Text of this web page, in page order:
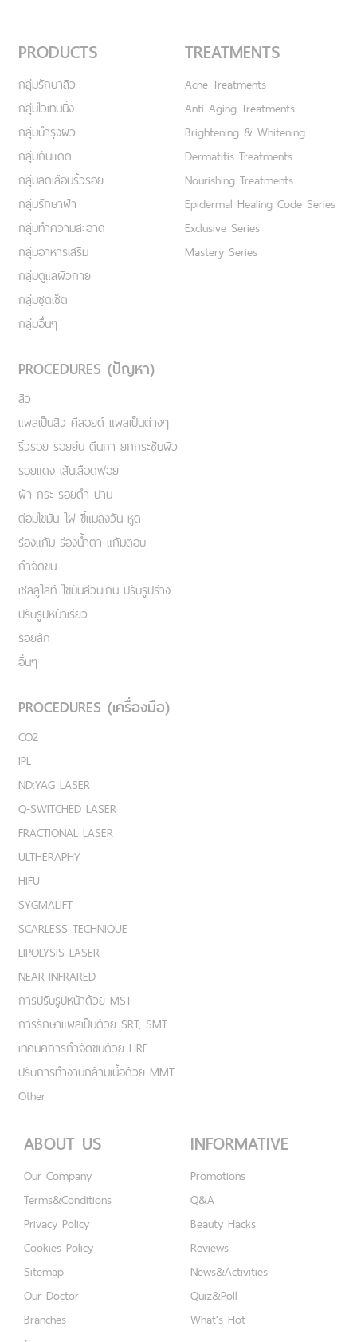
PRODUCTS
กลุ่มรักษาสิว
กลุ่มไวเทนนิ่ง
กลุ่มบำรุงผิว
กลุ่มกันแดด
กลุ่มลดเลือนริ้วรอย
กลุ่มรักษาฝ้า
กลุ่มทำความสะอาด
กลุ่มอาหารเสริม
กลุ่มดูแลผิวกาย
กลุ่มชุดเซ็ต
กลุ่มอื่นๆ
TREATMENTS
Acne Treatments
Anti Aging Treatments
Brightening & Whitening
Dermatitis Treatments
Nourishing Treatments
Epidermal Healing Code Series
Exclusive Series
Mastery Series
PROCEDURES (ปัญหา)
สิว
แผลเป็นสิว คีลอยด์ แผลเป็นต่างๆ
ริ้วรอย รอยย่น ตีนกา ยกกระชับผิว
รอยแดง เส้นเลือดฟอย
ฝ้า กระ รอยดำ ปาน
ต่อมไขมัน ไฝ ขี้แมลงวัน หูด
ร่องแก้ม ร่องน้ำตา แก้มตอบ
กำจัดขน
เชลลูไลท์ ไขมันส่วนเกิน ปรับรูปร่าง
ปรับรูปหน้าเรียว
รอยสัก
อื่นๆ
PROCEDURES (เครื่องมือ)
CO2
IPL
ND:YAG LASER
Q-SWITCHED LASER
FRACTIONAL LASER
ULTHERAPHY
HIFU
SYGMALIFT
SCARLESS TECHNIQUE
LIPOLYSIS LASER
NEAR-INFRARED
การปรับรูปหน้าด้วย MST
การรักษาแผลเป็นด้วย SRT, SMT
เทคนิคการกำจัดขนด้วย HRE
ปรับการทำงานกล้ามเนื้อด้วย MMT
Other
ABOUT US
Our Company
Terms&Conditions
Privacy Policy
Cookies Policy
Sitemap
Our Doctor
Branches
INFORMATIVE
Promotions
Q&A
Beauty Hacks
Reviews
News&Activities
Quiz&Poll
What's Hot